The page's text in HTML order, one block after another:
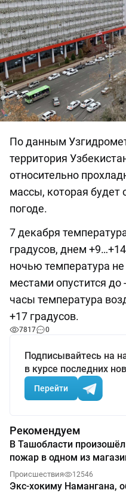
По данным
территория
относительно
массы, которая будет
погоде.
7 декабря
градусов, днем
ночью температура
местами опустится
часы температура
+17 градусов.
7817 0
Подписывайтесь на
в курсе последних
Перейти
Рекомендуем
В Ташобласти
пожар в одном из
Происшествия 12546
Экс-хокиму Намангана,